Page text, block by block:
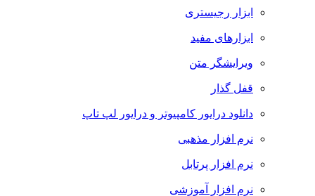
ابزار رجیستری
ابزارهای مفید
ویرایشگر متن
قفل گذار
دانلود درایور کامپیوتر و درایور لپ تاپ
نرم افزار مذهبی
نرم افزار پرتابل
نرم افزار آموزشی